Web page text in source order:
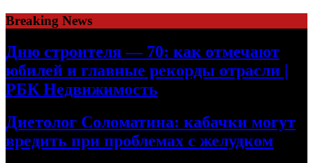
Skip
to
content
Breaking News
Дню строителя — 70: как отмечают
юбилей и главные рекорды отрасли |
РБК Недвижимость
Диетолог Соломатина: кабачки могут
вредить при проблемах с желудком